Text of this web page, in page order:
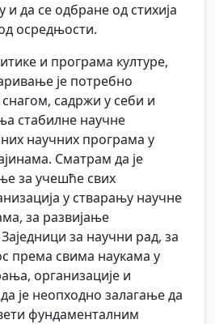
и да се одбране од стихија
осредњости.
и програма културе,
је потребно
садржи у себи и
стабилне научне
научних програма у
Сматрам да је
за учешће свих
у стварању научне
за развијање
за научни рад, за
према свима наукама у
организације и
је неопходно залагање да
фундаменталним